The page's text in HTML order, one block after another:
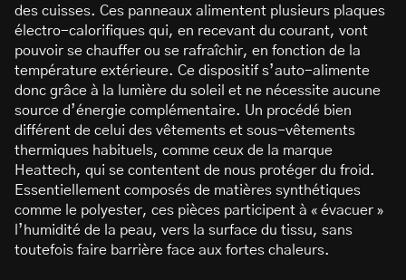
des cuisses. Ces panneaux alimentent plusieurs plaques
électro-calorifiques qui, en recevant du courant, vont
pouvoir se chauffer ou se rafraîchir, en fonction de la
température extérieure. Ce dispositif s’auto-alimente
donc grâce à la lumière du soleil et ne nécessite aucune
source d’énergie complémentaire. Un procédé bien
différent de celui des vêtements et sous-vêtements
thermiques habituels, comme ceux de la marque
Heattech, qui se contentent de nous protéger du froid.
Essentiellement composés de matières synthétiques
comme le polyester, ces pièces participent à « évacuer »
l’humidité de la peau, vers la surface du tissu, sans
toutefois faire barrière face aux fortes chaleurs.